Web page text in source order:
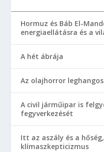
Hormuz és Báb El-
energiaellátásra és a
A hét ábrája
Az olajhorror
A civil járműipar is
fegyverkezését
Itt az aszály és a
klímaszkepticizmus